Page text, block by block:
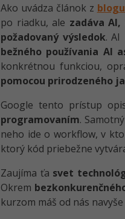
Ako uvádza článok z
po riadku, ale zadáva
požadovaný výsledok. AI
bežného používania AI
konkrétnou funkciou,
pomocou prirodzeného
Google tento prístup
programovaním.
neho ide o workflow, v
ktorý kód priebežne
Zaujíma ťa svet
Okrem
kurzom máš od nás navyše